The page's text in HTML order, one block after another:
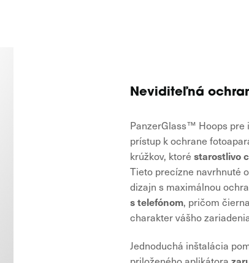
Neviditeľná
PanzerGlass™ Hoops pre
prístup k ochrane
krúžkov, ktoré starostlivo
Tieto precízne navrhnuté
dizajn s maximálnou
s telefónom, pričom
charakter vášho
Jednoduchá inštalácia